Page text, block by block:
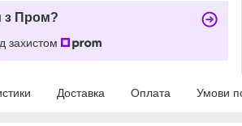
з Пром?
захистом
Доставка Оплата Умови